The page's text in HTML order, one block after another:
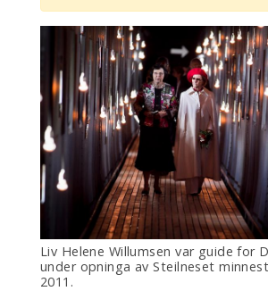
Liv Helene Willumsen var guide for
under opninga av Steilneset
2011.